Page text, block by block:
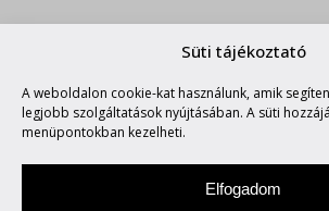
Süti tájékoztató
A weboldalon cookie-kat használunk, amik
legjobb szolgáltatások nyújtásában. A süti
menüpontokban kezelheti.
Elfogadom